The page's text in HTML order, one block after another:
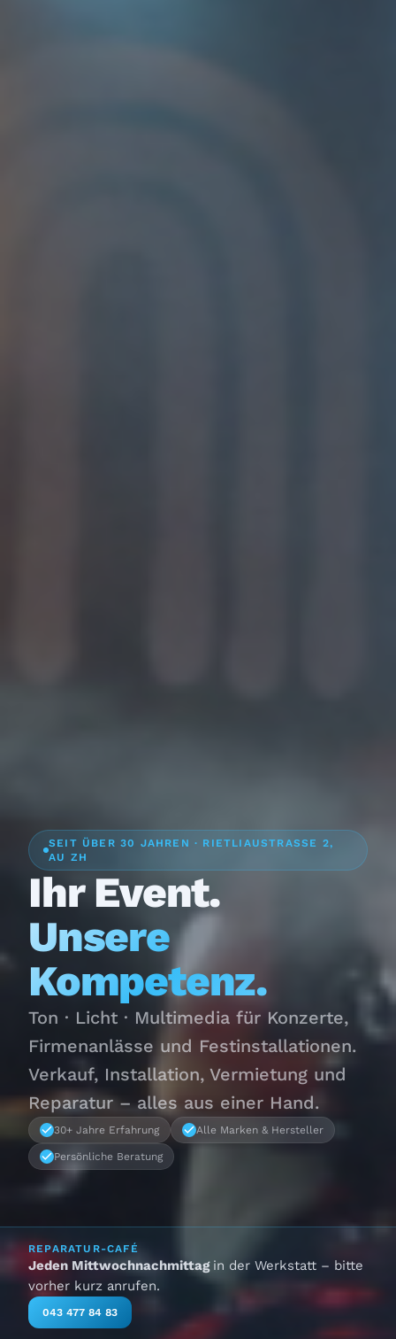
SEIT ÜBER 30 JAHREN · RIETLIAUSTRASSE 2,
AU ZH
Ihr Event.
Unsere
Kompetenz.
Ton · Licht · Multimedia für Konzerte,
Firmenanlässe und Festinstallationen.
Verkauf, Installation, Vermietung und
Reparatur – alles aus einer Hand.
30+ Jahre Erfahrung Alle Marken & Hersteller
Persönliche Beratung
REPARATUR-CAFÉ
Jeden Mittwochnachmittag in der Werkstatt – bitte
vorher kurz anrufen.
043 477 84 83